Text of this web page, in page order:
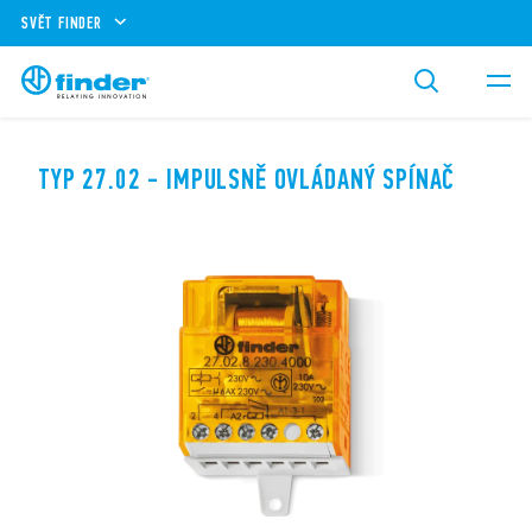
SVĚT FINDER
TYP 27.02 - IMPULSNĚ OVLÁDANÝ SPÍNAČ